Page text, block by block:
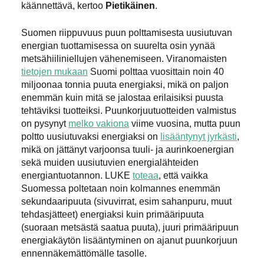
käännettävä, kertoo Pietikäinen.
Suomen riippuvuus puun polttamisesta uusiutuvan
energian tuottamisessa on suurelta osin yynää
metsähiiliniellujen vähenemiseen. Viranomaisten
tietojen mukaan Suomi polttaa vuosittain noin 40
miljoonaa tonnia puuta energiaksi, mikä on paljon
enemmän kuin mitä se jalostaa erilaisiksi puusta
tehtäviksi tuotteiksi. Puunkorjuutuotteiden valmistus
on pysynyt melko vakiona viime vuosina, mutta puun
poltto uusiutuvaksi energiaksi on lisääntynyt jyrkästi,
mikä on jättänyt varjoonsa tuuli- ja aurinkoenergian
sekä muiden uusiutuvien energialähteiden
energiantuotannon. LUKE toteaa, että vaikka
Suomessa poltetaan noin kolmannes enemmän
sekundaaripuuta (sivuvirrat, esim sahanpuru, muut
tehdasjätteet) energiaksi kuin primääripuuta
(suoraan metsästä saatua puuta), juuri primääripuun
energiakäytön lisääntyminen on ajanut puunkorjuun
ennennäkemättömälle tasolle.